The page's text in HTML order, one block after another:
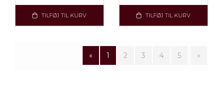
TILFØJ TIL KURV TILFØJ TIL KURV
« 1 2 3 4 5 »